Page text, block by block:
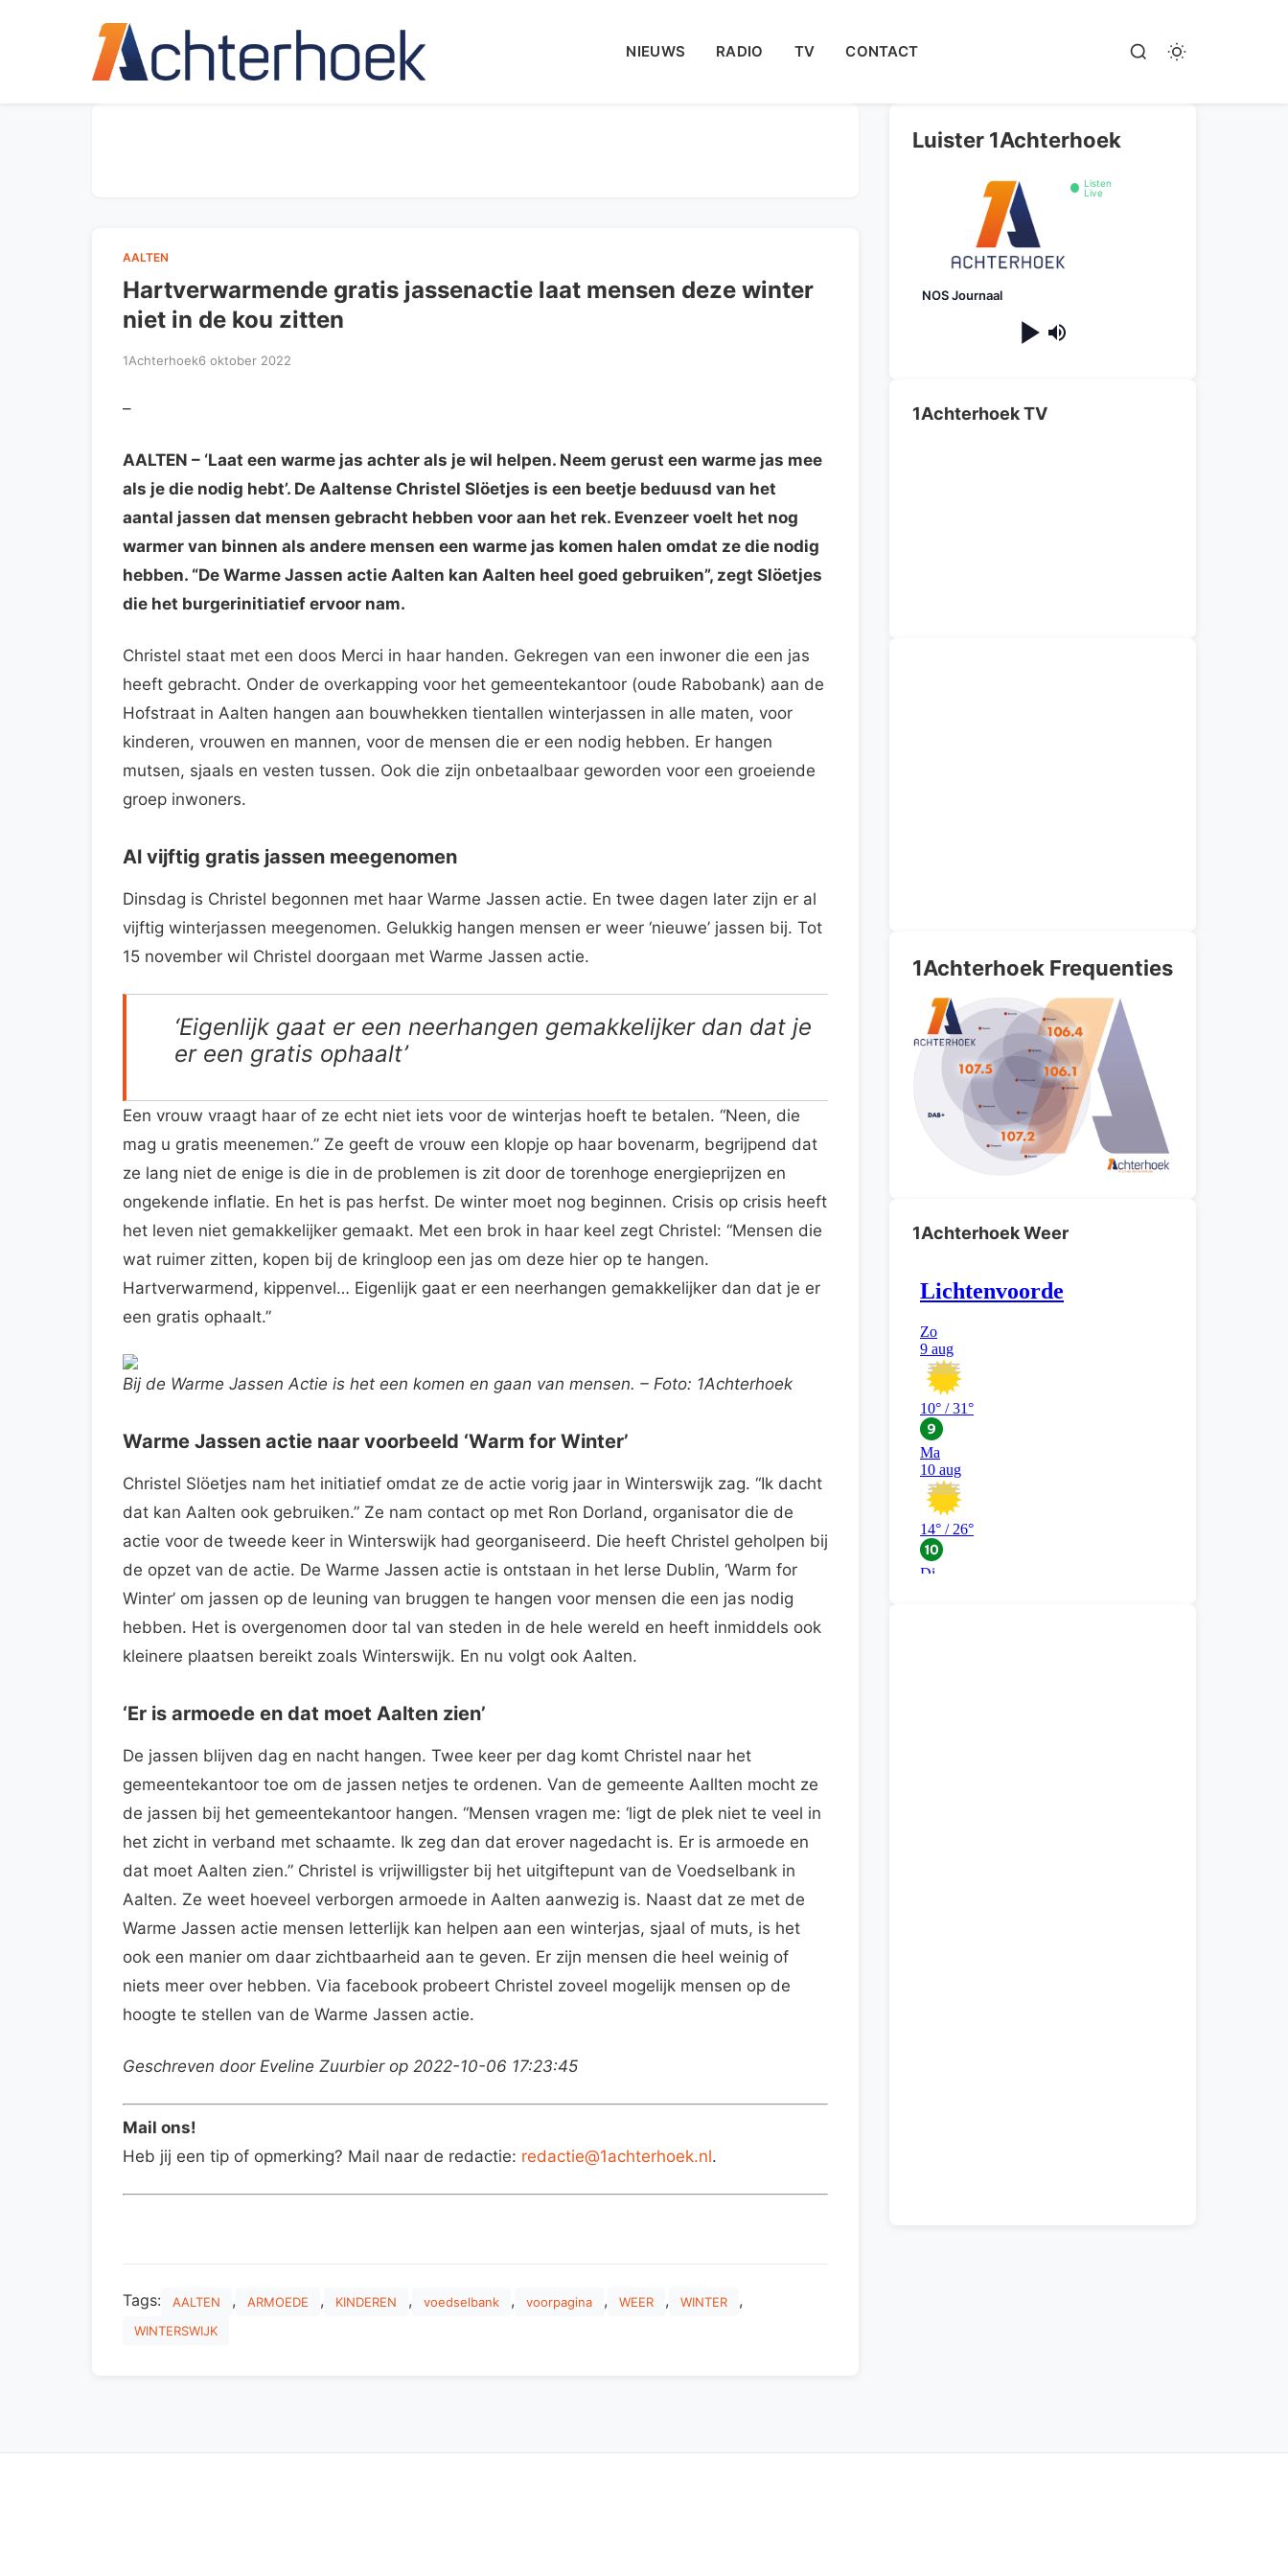
NIEUWS RADIO TV CONTACT
AALTEN
Hartverwarmende gratis jassenactie laat mensen deze winter
niet in de kou zitten
1Achterhoek6 oktober 2022
–
AALTEN – ‘Laat een warme jas achter als je wil helpen. Neem gerust een warme jas mee
als je die nodig hebt’. De Aaltense Christel Slöetjes is een beetje beduusd van het
aantal jassen dat mensen gebracht hebben voor aan het rek. Evenzeer voelt het nog
warmer van binnen als andere mensen een warme jas komen halen omdat ze die nodig
hebben. “De Warme Jassen actie Aalten kan Aalten heel goed gebruiken”, zegt Slöetjes
die het burgerinitiatief ervoor nam.
Christel staat met een doos Merci in haar handen. Gekregen van een inwoner die een jas
heeft gebracht. Onder de overkapping voor het gemeentekantoor (oude Rabobank) aan de
Hofstraat in Aalten hangen aan bouwhekken tientallen winterjassen in alle maten, voor
kinderen, vrouwen en mannen, voor de mensen die er een nodig hebben. Er hangen
mutsen, sjaals en vesten tussen. Ook die zijn onbetaalbaar geworden voor een groeiende
groep inwoners.
Al vijftig gratis jassen meegenomen
Dinsdag is Christel begonnen met haar Warme Jassen actie. En twee dagen later zijn er al
vijftig winterjassen meegenomen. Gelukkig hangen mensen er weer ‘nieuwe’ jassen bij. Tot
15 november wil Christel doorgaan met Warme Jassen actie.
‘Eigenlijk gaat er een neerhangen gemakkelijker dan dat je
er een gratis ophaalt’
Een vrouw vraagt haar of ze echt niet iets voor de winterjas hoeft te betalen. “Neen, die
mag u gratis meenemen.” Ze geeft de vrouw een klopje op haar bovenarm, begrijpend dat
ze lang niet de enige is die in de problemen is zit door de torenhoge energieprijzen en
ongekende inflatie. En het is pas herfst. De winter moet nog beginnen. Crisis op crisis heeft
het leven niet gemakkelijker gemaakt. Met een brok in haar keel zegt Christel: “Mensen die
wat ruimer zitten, kopen bij de kringloop een jas om deze hier op te hangen.
Hartverwarmend, kippenvel… Eigenlijk gaat er een neerhangen gemakkelijker dan dat je er
een gratis ophaalt.”
Bij de Warme Jassen Actie is het een komen en gaan van mensen. – Foto: 1Achterhoek
Warme Jassen actie naar voorbeeld ‘Warm for Winter’
Christel Slöetjes nam het initiatief omdat ze de actie vorig jaar in Winterswijk zag. “Ik dacht
dat kan Aalten ook gebruiken.” Ze nam contact op met Ron Dorland, organisator die de
actie voor de tweede keer in Winterswijk had georganiseerd. Die heeft Christel geholpen bij
de opzet van de actie. De Warme Jassen actie is ontstaan in het Ierse Dublin, ‘Warm for
Winter’ om jassen op de leuning van bruggen te hangen voor mensen die een jas nodig
hebben. Het is overgenomen door tal van steden in de hele wereld en heeft inmiddels ook
kleinere plaatsen bereikt zoals Winterswijk. En nu volgt ook Aalten.
‘Er is armoede en dat moet Aalten zien’
De jassen blijven dag en nacht hangen. Twee keer per dag komt Christel naar het
gemeentekantoor toe om de jassen netjes te ordenen. Van de gemeente Aallten mocht ze
de jassen bij het gemeentekantoor hangen. “Mensen vragen me: ‘ligt de plek niet te veel in
het zicht in verband met schaamte. Ik zeg dan dat erover nagedacht is. Er is armoede en
dat moet Aalten zien.” Christel is vrijwilligster bij het uitgiftepunt van de Voedselbank in
Aalten. Ze weet hoeveel verborgen armoede in Aalten aanwezig is. Naast dat ze met de
Warme Jassen actie mensen letterlijk kan helpen aan een winterjas, sjaal of muts, is het
ook een manier om daar zichtbaarheid aan te geven. Er zijn mensen die heel weinig of
niets meer over hebben. Via facebook probeert Christel zoveel mogelijk mensen op de
hoogte te stellen van de Warme Jassen actie.
Geschreven door Eveline Zuurbier op 2022-10-06 17:23:45
Mail ons!
Heb jij een tip of opmerking? Mail naar de redactie: redactie@1achterhoek.nl.
Tags: AALTEN , ARMOEDE , KINDEREN , voedselbank , voorpagina , WEER , WINTER ,
WINTERSWIJK
Luister 1Achterhoek
Listen
Live
NOS Journaal
1Achterhoek TV
1Achterhoek Frequenties
1Achterhoek Weer